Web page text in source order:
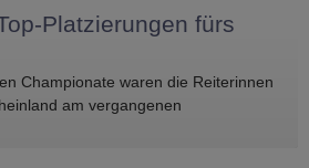
Platzierungen fürs
Championate waren die Reiterinnen
am vergangenen
erfolgreich unterwegs. Bei